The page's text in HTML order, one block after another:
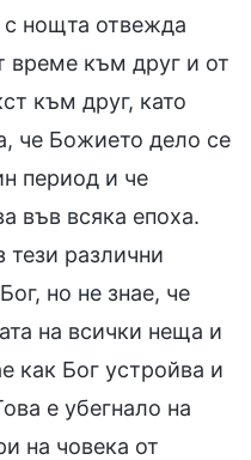
с нощта отвежда
време към друг и от
към друг, като
че Божието дело се
период и че
във всяка епоха.
тези различни
но не знае, че
на всички неща и
как Бог устройва и
е убегнало на
на човека от